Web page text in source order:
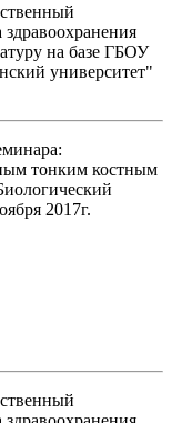
на базе ГБОУ
университет"
тонким костным
2017г.